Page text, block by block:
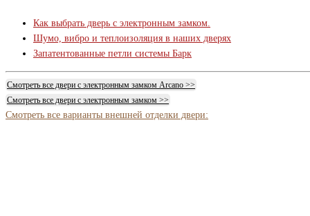
Как выбрать дверь с электронным замком.
Шумо, вибро и теплоизоляция в наших дверях
Запатентованные петли системы Барк
Смотреть все двери с электронным замком Arcano >>
Смотреть все двери с электронным замком >>
Смотреть все варианты внешней отделки двери: